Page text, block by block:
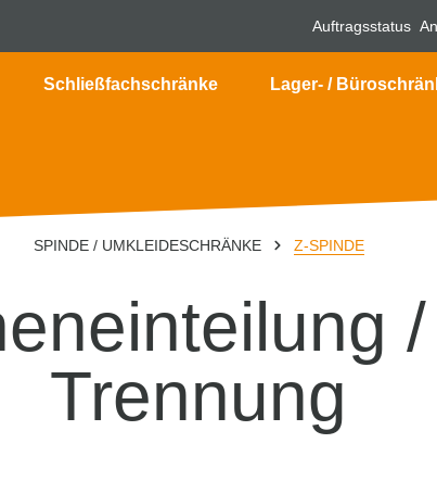
Auftragsstatus
Schließfachschränke Lager- /
SPINDE / UMKLEIDESCHRÄNKE Z-SPINDE
Trennung